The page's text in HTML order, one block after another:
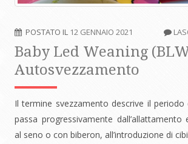
POSTATO IL 12 GENNAIO 2021
Baby Led Weaning
Autosvezzamento
Il termine svezzamento descrive il
passa progressivamente dall’allattamento
al seno o con biberon, all’introduzione di